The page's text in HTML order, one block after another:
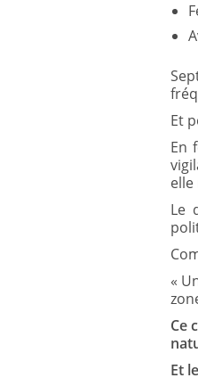
Et
En
Le
«
Ce
Et